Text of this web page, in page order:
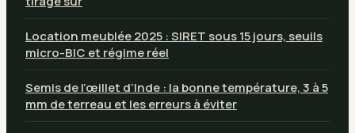
Location meublée 2025 : SIRET sous 15 jours, seuils
micro-BIC et régime réel
Semis de l’œillet d’Inde : la bonne température, 3 à 5
mm de terreau et les erreurs à éviter